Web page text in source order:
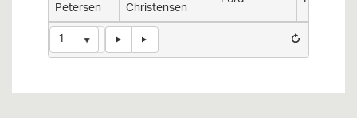
Petersen Christensen
1